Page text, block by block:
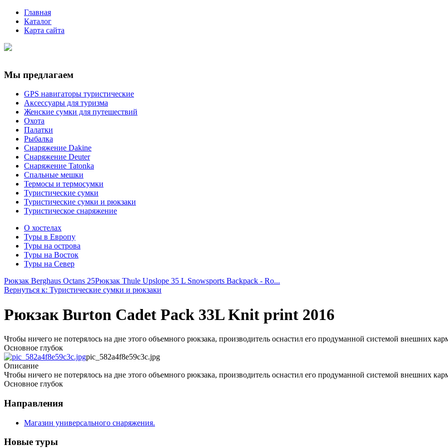
Главная
Каталог
Карта сайта
Мы предлагаем
GPS навигаторы туристические
Аксессуары для туризма
Женские сумки для путешествий
Охота
Палатки
Рыбалка
Снаряжение Dakine
Снаряжение Deuter
Снаряжение Tatonka
Спальные мешки
Термосы и термосумки
Туристические сумки
Туристические сумки и рюкзаки
Туристическое снаряжение
О хостелах
Туры в Европу
Туры на острова
Туры на Восток
Туры на Север
Рюкзак Berghaus Octans 25Рюкзак Thule Upslope 35 L Snowsports Backpack - Ro...
Вернуться к: Туристические сумки и рюкзаки
Рюкзак Burton Cadet Pack 33L Knit print 2016
Чтобы ничего не потерялось на дне этого объемного рюкзака, производитель оснастил его продуманной системой внешних
Основное глубок
pic_582a4f8e59c3c.jpg
Описание
Чтобы ничего не потерялось на дне этого объемного рюкзака, производитель оснастил его продуманной системой внешних
Основное глубок
Направления
Магазин универсального снаряжения.
Новые туры